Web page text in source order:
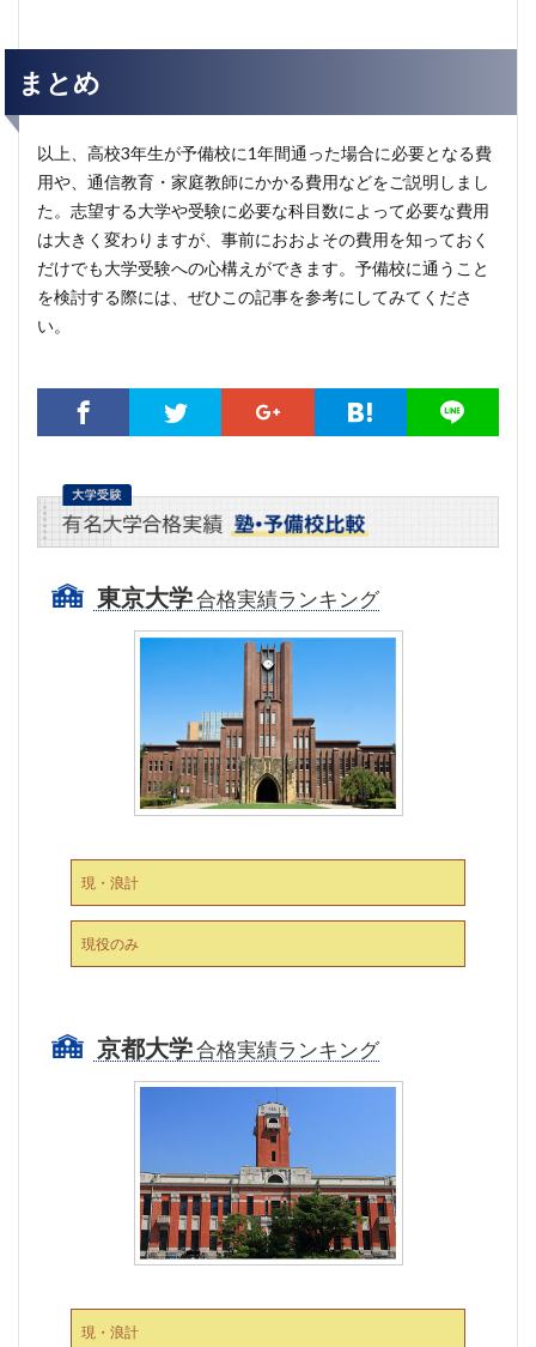
まとめ
以上、高校3年生が予備校に1年間通った場合に必要となる費
用や、通信教育・家庭教師にかかる費用などをご説明しまし
た。志望する大学や受験に必要な科目数によって必要な費用
は大きく変わりますが、事前におおよその費用を知っておく
だけでも大学受験への心構えができます。予備校に通うこと
を検討する際には、ぜひこの記事を参考にしてみてくださ
い。
東京大学合格実績ランキング
現・浪計
現役のみ
京都大学合格実績ランキング
現・浪計